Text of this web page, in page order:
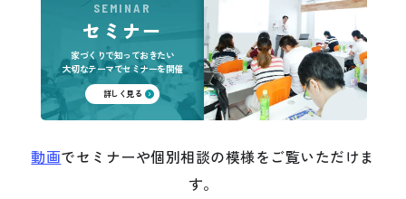
SEMINAR
セミナー
家づくりで知っておきたい
大切なテーマでセミナーを開催
詳しく見る
動画でセミナーや個別相談の模様をご覧いただけま
す。